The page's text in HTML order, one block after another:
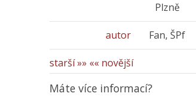
Plzně
autor Fan, ŠPf
starší »» «« novější
Máte více informací?